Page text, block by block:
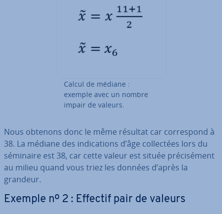
Calcul de médiane :
exemple avec un nombre
impair de valeurs.
Nous obtenons donc le même résultat car cor­res­pond à
38. La médiane des in­di­ca­tions d’âge col­lec­tées lors du
séminaire est 38, car cette valeur est située pré­ci­sé­ment
au milieu quand vous triez les données d’après la
grandeur.
Exemple nº 2 : Effectif pair de valeurs